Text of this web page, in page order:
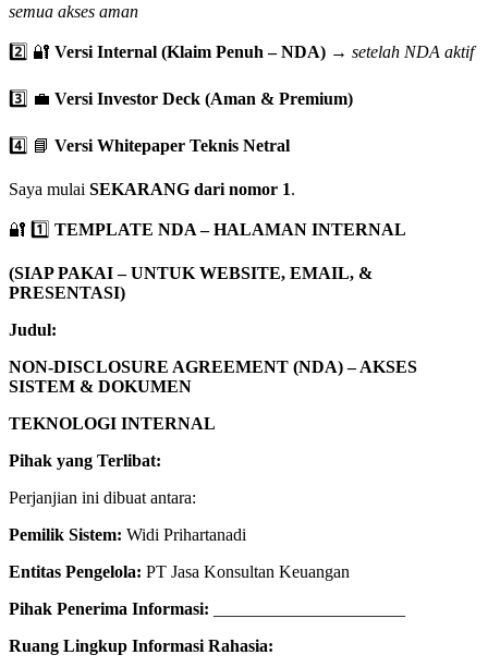
semua akses aman
2️⃣ 🔐 Versi Internal (Klaim Penuh – NDA) → setelah NDA aktif
3️⃣ 💼 Versi Investor Deck (Aman & Premium)
4️⃣ 📘 Versi Whitepaper Teknis Netral
Saya mulai SEKARANG dari nomor 1.
🔐 1️⃣ TEMPLATE NDA – HALAMAN INTERNAL
(SIAP PAKAI – UNTUK WEBSITE, EMAIL, &
PRESENTASI)
Judul:
NON-DISCLOSURE AGREEMENT (NDA) – AKSES
SISTEM & DOKUMEN
TEKNOLOGI INTERNAL
Pihak yang Terlibat:
Perjanjian ini dibuat antara:
Pemilik Sistem: Widi Prihartanadi
Entitas Pengelola: PT Jasa Konsultan Keuangan
Pihak Penerima Informasi:
Ruang Lingkup Informasi Rahasia: